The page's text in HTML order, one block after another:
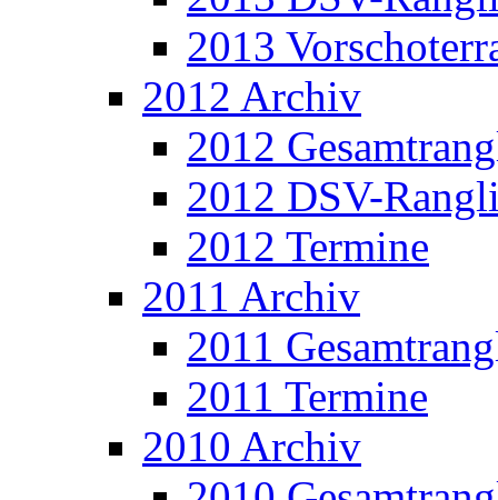
2013
2012 Archiv
2012
2012 DSV-
2012 Termine
2011 Archiv
2011
2011 Termine
2010 Archiv